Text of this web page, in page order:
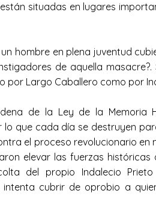
situadas en lugares
hombre en plena juventud
de aquella
Largo Caballero como por
de la Ley de la Memoria
que cada día se destruyen
el proceso revolucionario
elevar las fuerzas
del propio Indalecio
cubrir de oprobio a